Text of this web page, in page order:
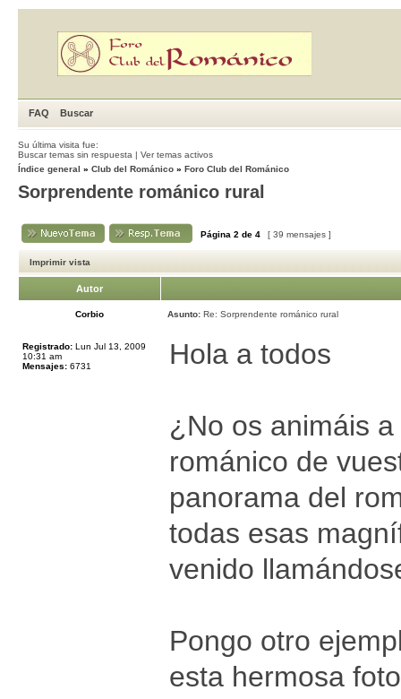
FAQ Buscar
Su última visita fue:
Buscar temas sin respuesta | Ver temas activos
Índice general » Club del Románico » Foro Club del Románico
Sorprendente románico rural
Página 2 de 4 [ 39 mensajes ]
Imprimir vista
Autor
Corbio Asunto: Re: Sorprendente románico rural
Registrado: Lun Jul 13, 2009
10:31 am
Mensajes: 6731 Hola a todos
¿No os animáis
románico de
panorama del
todas esas
venido
Pongo otro
esta hermosa